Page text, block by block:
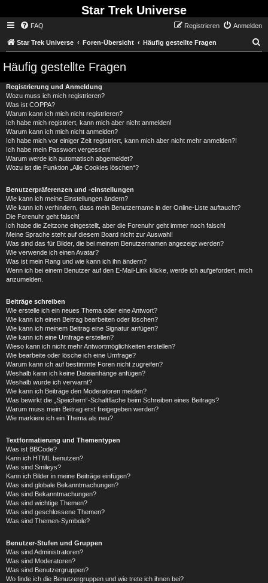
Star Trek Universe
FAQ Anmelden
Registrieren
Star Trek Universe Foren-Übersicht Häufig gestellte Fragen
Häufig gestellte Fragen
Registrierung und Anmeldung
Wozu muss ich mich registrieren?
Was ist COPPA?
Warum kann ich mich nicht registrieren?
Ich habe mich registriert, kann mich aber nicht anmelden!
Warum kann ich mich nicht anmelden?
Ich habe mich vor einiger Zeit registriert, kann mich aber nicht mehr anmelden?!
Ich habe mein Passwort vergessen!
Warum werde ich automatisch abgemeldet?
Wozu ist die Funktion „Alle Cookies löschen“?
Benutzerpräferenzen und -einstellungen
Wie kann ich meine Einstellungen ändern?
Wie kann ich verhindern, dass mein Benutzername in der Online-Liste auftaucht?
Die Forenuhr geht falsch!
Ich habe die Zeitzone eingestellt, aber die Forenuhr geht immer noch falsch!
Meine Sprache steht auf diesem Board nicht zur Auswahl!
Was sind das für Bilder, die bei meinem Benutzernamen angezeigt werden?
Wie verwende ich einen Avatar?
Was ist mein Rang und wie kann ich ihn ändern?
Wenn ich bei einem Benutzer auf den E-Mail-Link klicke, werde ich aufgefordert, mich
anzumelden.
Beiträge schreiben
Wie erstelle ich ein neues Thema oder eine Antwort?
Wie kann ich einen Beitrag bearbeiten oder löschen?
Wie kann ich meinem Beitrag eine Signatur anfügen?
Wie kann ich eine Umfrage erstellen?
Wieso kann ich nicht mehr Antwortmöglichkeiten erstellen?
Wie bearbeite oder lösche ich eine Umfrage?
Warum kann ich auf bestimmte Foren nicht zugreifen?
Weshalb kann ich keine Dateianhänge anfügen?
Weshalb wurde ich verwarnt?
Wie kann ich Beiträge den Moderatoren melden?
Was bewirkt die „Speichern“-Schaltfläche beim Schreiben eines Beitrags?
Warum muss mein Beitrag erst freigegeben werden?
Wie markiere ich ein Thema als neu?
Textformatierung und Thementypen
Was ist BBCode?
Kann ich HTML benutzen?
Was sind Smileys?
Kann ich Bilder in meine Beiträge einfügen?
Was sind globale Bekanntmachungen?
Was sind Bekanntmachungen?
Was sind wichtige Themen?
Was sind geschlossene Themen?
Was sind Themen-Symbole?
Benutzer-Stufen und Gruppen
Was sind Administratoren?
Was sind Moderatoren?
Was sind Benutzergruppen?
Wo finde ich die Benutzergruppen und wie trete ich ihnen bei?